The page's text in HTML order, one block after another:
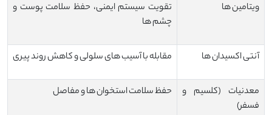
ویتامین ‌ها
تقویت سیستم ایمنی، حفظ سلامت پوست و
چشم‌ ها
آنتی‌ اکسیدان ‌ها مقابله با آسیب ‌های سلولی و کاهش روند پیری
معدنیات (کلسیم و
فسفر)
حفظ سلامت استخوان‌ ها و مفاصل